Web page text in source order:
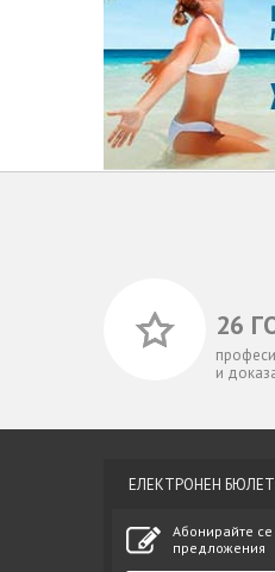
26
и
ЕЛЕКТРОНЕН
Абонирайте
предложения